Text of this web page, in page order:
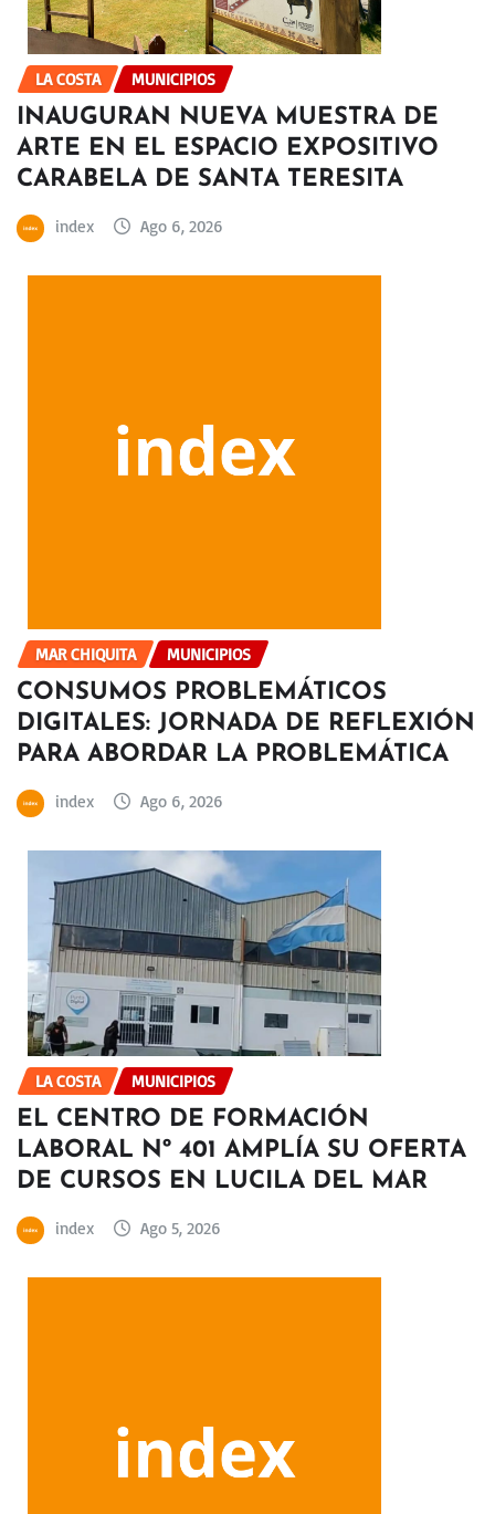
LA COSTA MUNICIPIOS
INAUGURAN NUEVA MUESTRA DE
ARTE EN EL ESPACIO EXPOSITIVO
CARABELA DE SANTA TERESITA
index Ago 6, 2026
MAR CHIQUITA MUNICIPIOS
CONSUMOS PROBLEMÁTICOS
DIGITALES: JORNADA DE REFLEXIÓN
PARA ABORDAR LA PROBLEMÁTICA
index Ago 6, 2026
LA COSTA MUNICIPIOS
EL CENTRO DE FORMACIÓN
LABORAL Nº 401 AMPLÍA SU OFERTA
DE CURSOS EN LUCILA DEL MAR
index Ago 5, 2026